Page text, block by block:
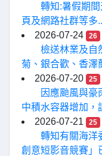
轉知:暑假期
頁及網路社群等多
2026-07-24
26
檢送林業及自
菊、銀合歡、香澤
2026-07-20
25
因應颱風與豪
中積水容器增加，
2026-07-21
25
轉知有關海洋
創意短影音競賽」